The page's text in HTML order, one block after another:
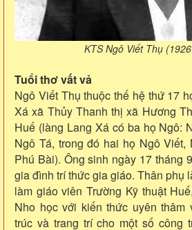
KTS Ngô Viết Thụ
Tuổi thơ vất vả
Ngô Viết Thụ thuộc thế hệ thứ 17
Xá xã Thủy Thanh thị xã Hương
Huế (làng Lang Xá có ba họ Ngô:
Ngô Tá, trong đó hai họ Ngô
Phú Bài). Ông sinh ngày 17 tháng
gia đình trí thức gia giáo. Thân phụ
làm giáo viên Trường Kỹ thuật
Nho học với kiến thức uyên thâm
trúc và trang trí cho một số công